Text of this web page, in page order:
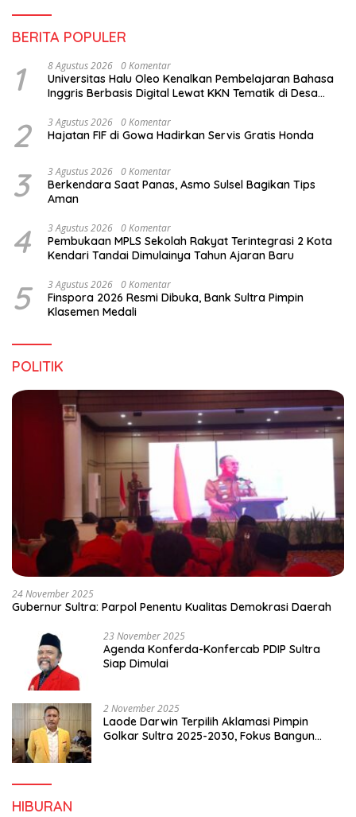
BERITA POPULER
1 8 Agustus 2026 0 Komentar
Universitas Halu Oleo Kenalkan Pembelajaran Bahasa
Inggris Berbasis Digital Lewat KKN Tematik di Desa
2 3 Agustus 2026 0 Komentar
Hajatan FIF di Gowa Hadirkan Servis Gratis Honda
3 3 Agustus 2026 0 Komentar
Berkendara Saat Panas, Asmo Sulsel Bagikan Tips
Aman
4 3 Agustus 2026 0 Komentar
Pembukaan MPLS Sekolah Rakyat Terintegrasi 2 Kota
Kendari Tandai Dimulainya Tahun Ajaran Baru
5 3 Agustus 2026 0 Komentar
Finspora 2026 Resmi Dibuka, Bank Sultra Pimpin
Klasemen Medali
POLITIK
24 November 2025
Gubernur Sultra: Parpol Penentu Kualitas Demokrasi Daerah
23 November 2025
Agenda Konferda-Konfercab PDIP Sultra
Siap Dimulai
2 November 2025
Laode Darwin Terpilih Aklamasi Pimpin
Golkar Sultra 2025-2030, Fokus Bangun
HIBURAN